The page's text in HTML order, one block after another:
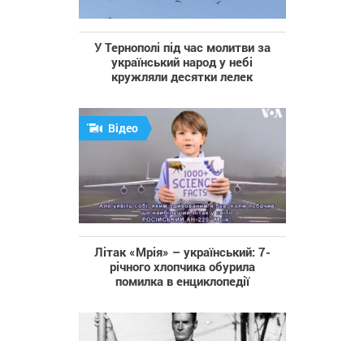
У Тернополі під час молитви за
український народ у небі
кружляли десятки лелек
Відео
Літак «Мрія» – український: 7-
річного хлопчика обурила
помилка в енциклопедії